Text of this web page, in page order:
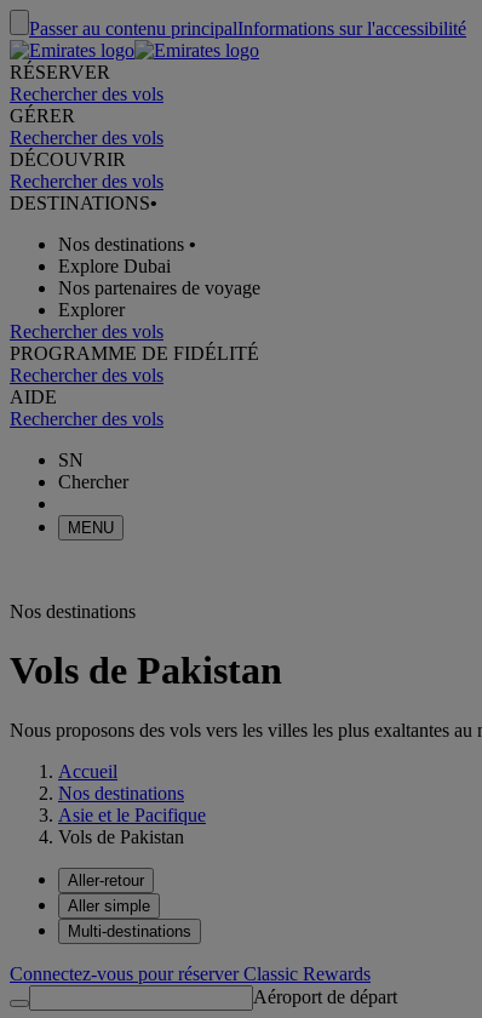
Passer au contenu principalInformations sur l'accessibilité
RÉSERVER
Rechercher des vols
GÉRER
Rechercher des vols
DÉCOUVRIR
Rechercher des vols
DESTINATIONS•
Nos destinations •
Explore Dubai
Nos partenaires de voyage
Explorer
Rechercher des vols
PROGRAMME DE FIDÉLITÉ
Rechercher des vols
AIDE
Rechercher des vols
SN
Chercher
MENU
Nos destinations
Vols de Pakistan
Nous proposons des vols vers les villes les plus exaltantes
Accueil
Nos destinations
Asie et le Pacifique
Vols de Pakistan
Aller-retour
Aller simple
Multi-destinations
Connectez-vous pour réserver Classic Rewards
Aéroport de départ